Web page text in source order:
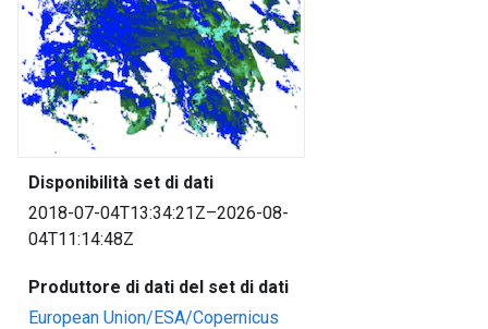
Disponibilità set di dati
2018-07-04T13:34:21Z–2026-08-
04T11:14:48Z
Produttore di dati del set di dati
European Union/ESA/Copernicus